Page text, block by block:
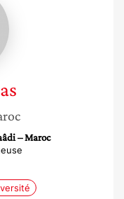
– Maroc